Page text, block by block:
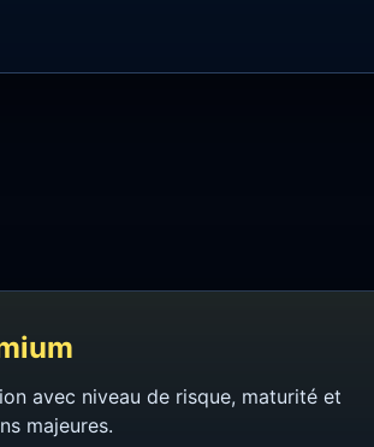
avec niveau de risque, maturité et
majeures.